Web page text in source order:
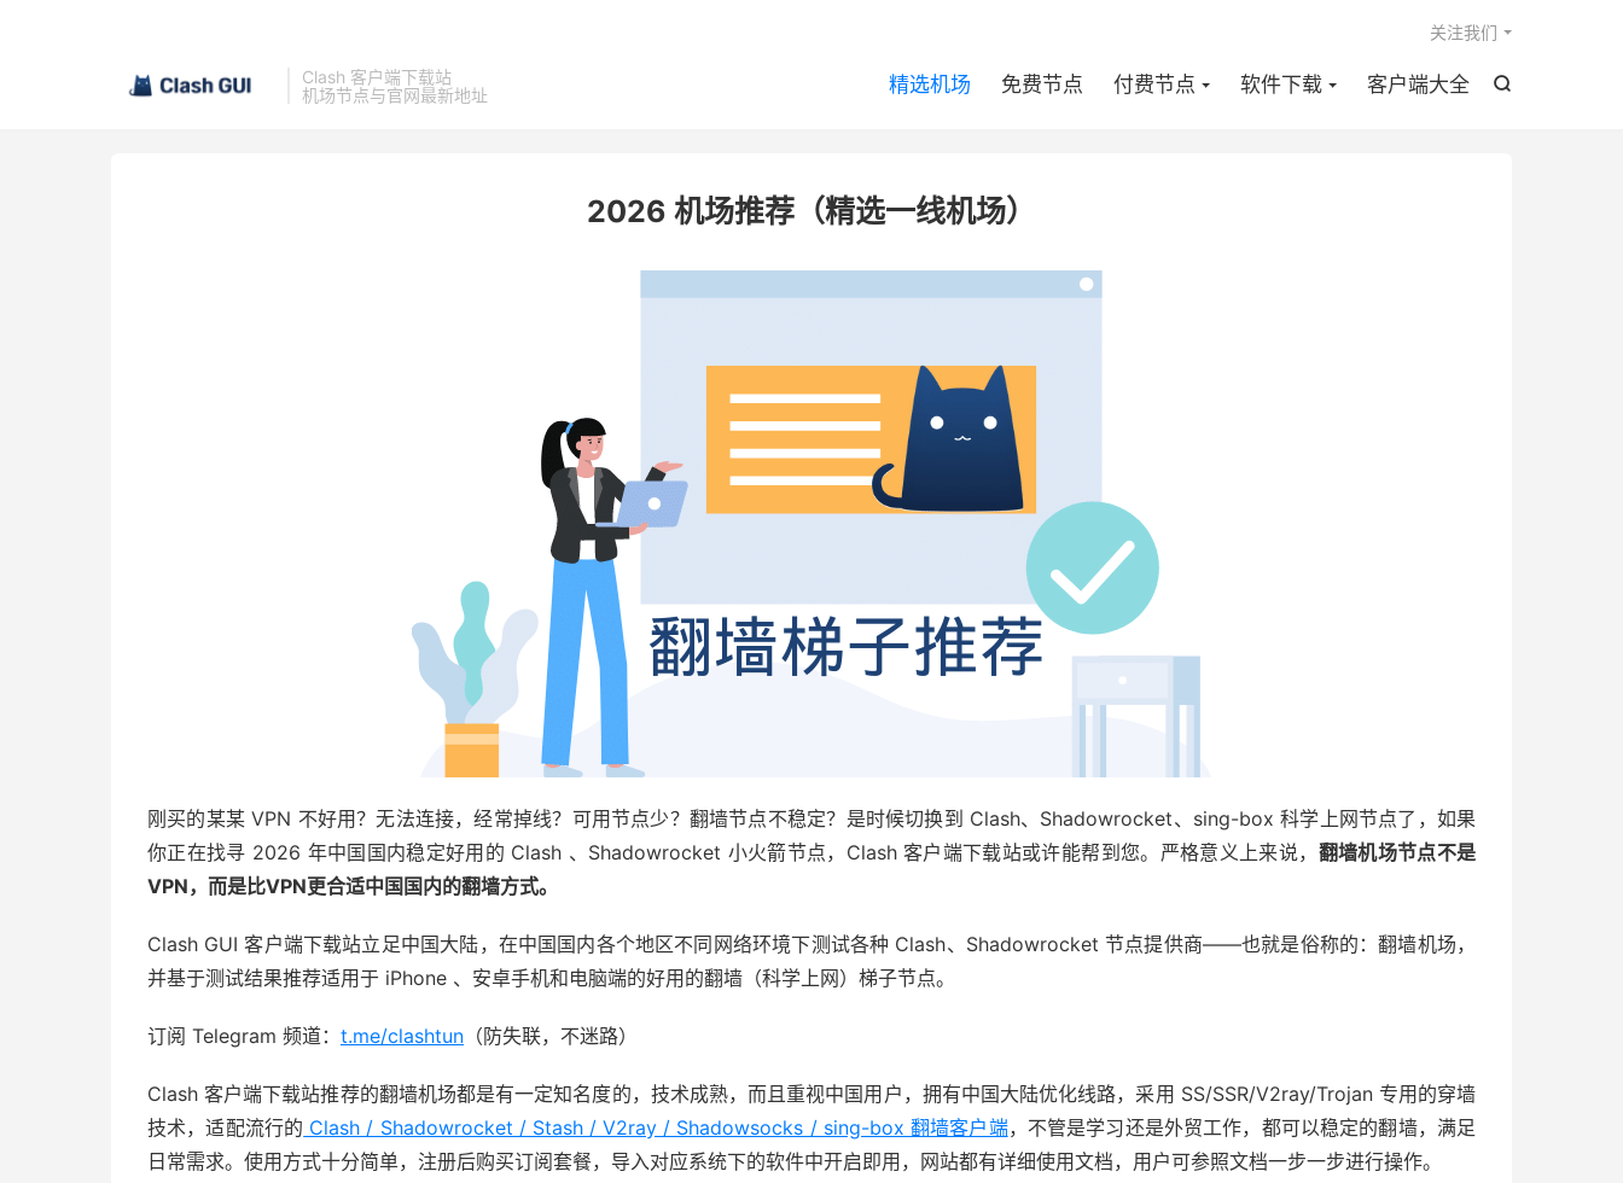
Clash 客户端下载站
机场节点与官网最新地址

精选机场 免费节点 付费节点 软件下载 客户端大全
关注我们
2026 机场推荐（精选一线机场）
刚买的某某 VPN 不好用？无法连接，经常掉线？可用节点少？翻墙节点不稳定？是时候切换到 Clash、Shadowrocket、sing-box 科学上网节点了，如果
你正在找寻 2026 年中国国内稳定好用的 Clash 、Shadowrocket 小火箭节点，Clash 客户端下载站或许能帮到您。严格意义上来说， 翻墙机场节点不是
VPN，而是比VPN更合适中国国内的翻墙方式。
Clash GUI 客户端下载站立足中国大陆，在中国国内各个地区不同网络环境下测试各种 Clash、Shadowrocket 节点提供商——也就是俗称的：翻墙机场，
并基于测试结果推荐适用于 iPhone 、安卓手机和电脑端的好用的翻墙（科学上网）梯子节点。
订阅 Telegram 频道： t.me/clashtun （防失联，不迷路）
Clash 客户端下载站推荐的翻墙机场都是有一定知名度的，技术成熟，而且重视中国用户，拥有中国大陆优化线路，采用 SS/SSR/V2ray/Trojan 专用的穿墙
技术，适配流行的 Clash / Shadowrocket / Stash / V2ray / Shadowsocks / sing-box 翻墙客户端，不管是学习还是外贸工作，都可以稳定的翻墙，满足
日常需求。使用方式十分简单，注册后购买订阅套餐，导入对应系统下的软件中开启即用，网站都有详细使用文档，用户可参照文档一步一步进行操作。